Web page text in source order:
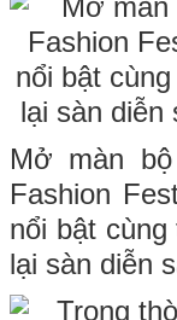
Mở màn
Fashion
nổi bật
lại sàn diễn